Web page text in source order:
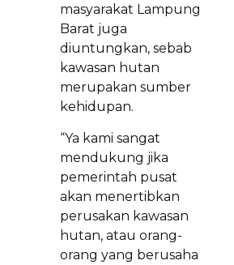
masyarakat Lampung
Barat juga
diuntungkan, sebab
kawasan hutan
merupakan sumber
kehidupan.
“Ya kami sangat
mendukung jika
pemerintah pusat
akan menertibkan
perusakan kawasan
hutan, atau orang-
orang yang berusaha